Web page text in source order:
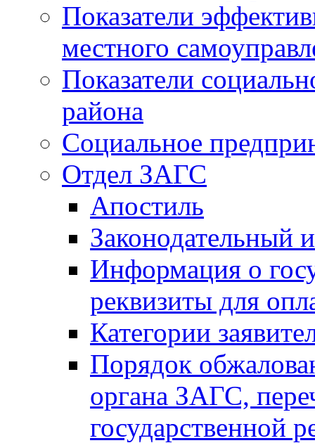
Показатели
местного
Показатели
района
Социальное
Отдел ЗАГС
Апостиль
Законодательный
Информация о
реквизиты для
Категории
Порядок
органа ЗАГС,
государственной